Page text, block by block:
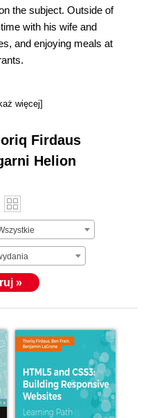
the subject. Outside of
with his wife and
and enjoying meals at
więcej]
Firdaus
Helion
»